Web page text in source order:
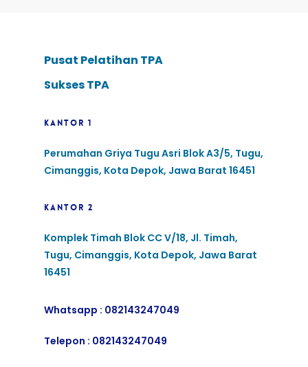
Pusat Pelatihan TPA
Sukses TPA
KANTOR 1
Perumahan Griya Tugu Asri Blok A3/5, Tugu,
Cimanggis, Kota Depok, Jawa Barat 16451
KANTOR 2
Komplek Timah Blok CC V/18, Jl. Timah,
Tugu, Cimanggis, Kota Depok, Jawa Barat
16451
Whatsapp : 082143247049
Telepon : 082143247049